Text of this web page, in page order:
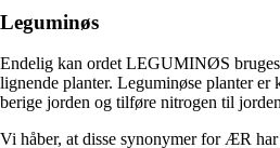
Leguminøs
Endelig kan ordet LEGUMINØS
lignende planter. Leguminøse planter er
berige jorden og tilføre nitrogen til
Vi håber, at disse synonymer for ÆR